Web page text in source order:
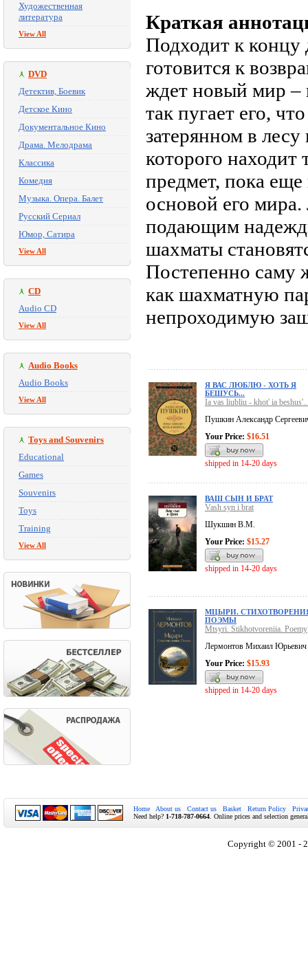
Художественная
литература
View All
DVD
Детектив, Боевик
Детское Кино
Документальное Кино
Драма. Мелодрама
Классика
Комедия
Музыка. Опера. Балет
Русский Сериал
Юмор, Сатира
View All
CD
Audio CD
View All
Audio Books
Audio Books
View All
Toys and Souvenirs
Educational
Games
Souvenirs
Toys
Training
View All
Краткая
Подходит к концу
готовится к
ждет новый мир –
так пугает его,
затерянном в
которого
предмет, пока
основой его
подающим
шахматы
Постепенно саму
как шахматную
непроходимую
Я ВАС ЛЮБЛЮ - ХОТЬ Я
БЕШУСЬ...
Ia vas liubliu - khot' ia
Пушкин Александр
Your Price: $16.51
shipped in 14-20 days
ВАШ СЫН И БРАТ
Vash syn i brat
Шукшин В.М.
Your Price: $15.27
shipped in 14-20 days
МЦЫРИ.
ПОЭМЫ
Mtsyri. Stikhotvoreniia. Poemy
Лермонтов Михаил Юрьевич
Your Price: $15.93
shipped in 14-20 days
Home About us Contact us Basket Return Policy
Need help? 1-718-787-0664 . Online prices and selection
Copyright © 2001 -